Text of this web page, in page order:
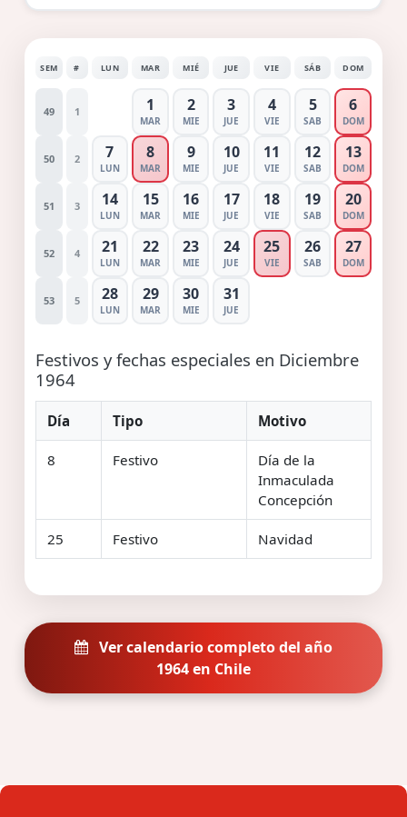
SEM # LUN MAR MIÉ JUE VIE SÁB DOM
49 1 1
MAR
2
MIE
3
JUE
4
VIE
5
SAB
6
DOM
50 2 7
LUN
8
MAR
9
MIE
10
JUE
11
VIE
12
SAB
13
DOM
51 3 14
LUN
15
MAR
16
MIE
17
JUE
18
VIE
19
SAB
20
DOM
52 4 21
LUN
22
MAR
23
MIE
24
JUE
25
VIE
26
SAB
27
DOM
53 5 28
LUN
29
MAR
30
MIE
31
JUE
Festivos y fechas especiales en Diciembre
1964
Día Tipo Motivo
8 Festivo
Día de la
Inmaculada
Concepción
25 Festivo Navidad
Ver calendario completo del año
1964 en Chile